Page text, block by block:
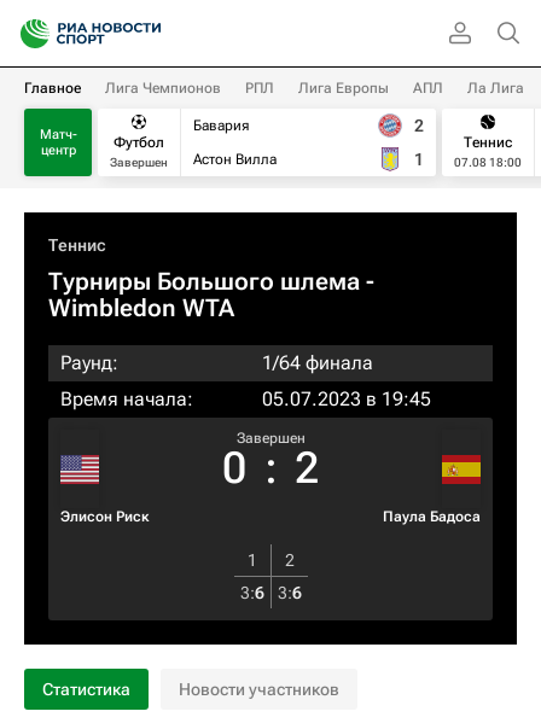
Главное Лига Чемпионов РПЛ Лига Европы АПЛ Ла Лига
Матч-
центр
Футбол
Завершен
Бавария
Астон Вилла
2
1
Теннис
07.08 18:00
Теннис
Турниры Большого шлема -
Wimbledon WTA
Раунд:
1/64 финала
Время начала:
05.07.2023 в 19:45
Элисон Риск
Завершен
0 : 2
Паула Бадоса
1
2
3:6 3:6
Статистика Новости участников